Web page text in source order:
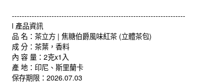
----------------------------------------------------------------------
l 產品資訊
品 名：茶立方 | 焦糖伯爵風味紅茶 (立體茶包)
成 分：茶葉，香料
內 容 量：2克x1入
產 地：印尼、斯里蘭卡
保存期限：2026.07.03